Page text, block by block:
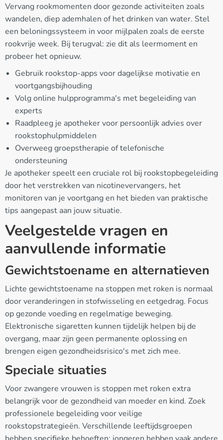
Vervang rookmomenten door gezonde activiteiten zoals
wandelen, diep ademhalen of het drinken van water. Stel
een beloningssysteem in voor mijlpalen zoals de eerste
rookvrije week. Bij terugval: zie dit als leermoment en
probeer het opnieuw.
Gebruik rookstop-apps voor dagelijkse motivatie en
voortgangsbijhouding
Volg online hulpprogramma's met begeleiding van
experts
Raadpleeg je apotheker voor persoonlijk advies over
rookstophulpmiddelen
Overweeg groepstherapie of telefonische
ondersteuning
Je apotheker speelt een cruciale rol bij rookstopbegeleiding
door het verstrekken van nicotinevervangers, het
monitoren van je voortgang en het bieden van praktische
tips aangepast aan jouw situatie.
Veelgestelde vragen en
aanvullende informatie
Gewichtstoename en alternatieven
Lichte gewichtstoename na stoppen met roken is normaal
door veranderingen in stofwisseling en eetgedrag. Focus
op gezonde voeding en regelmatige beweging.
Elektronische sigaretten kunnen tijdelijk helpen bij de
overgang, maar zijn geen permanente oplossing en
brengen eigen gezondheidsrisico's met zich mee.
Speciale situaties
Voor zwangere vrouwen is stoppen met roken extra
belangrijk voor de gezondheid van moeder en kind. Zoek
professionele begeleiding voor veilige
rookstopstrategieën. Verschillende leeftijdsgroepen